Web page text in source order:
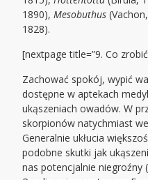
1890),Mesobuthus
1828).
[nextpage title=”9. Co
Zachować spokój, wypić
dostępne w aptekach
ukąszeniach owadów. W
skorpionów natychmiast
Generalnie ukłucia
podobne skutki jak
nas potencjalnie niegroźny